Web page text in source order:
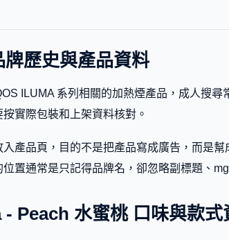
牌歷史與產品資料
ILUMA 系列相關的加熱煙產品，成人搜
實際包裝和上架資料核對。
產品頁，目的不是把產品寫成廣告，而是
位置通常是只記得品牌名，卻忽略副標題、
- Peach 水蜜桃 口味與款式